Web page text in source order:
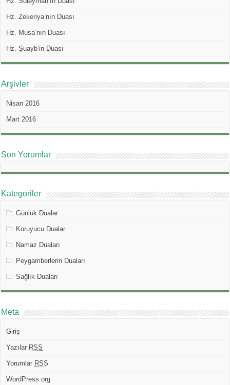
Hz. Zekeriya’nın Duası
Hz. Musa’nın Duası
Hz. Şuayb’in Duası
Arşivler
Nisan 2016
Mart 2016
Son Yorumlar
Kategoriler
Günlük Dualar
Koruyucu Dualar
Namaz Duaları
Peygamberlerin Duaları
Sağlık Duaları
Meta
Giriş
Yazılar RSS
Yorumlar RSS
WordPress.org